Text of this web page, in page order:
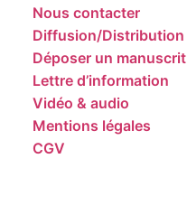
Nous contacter
Diffusion/Distribution
Déposer un manuscrit
Lettre d’information
Vidéo & audio
Mentions légales
CGV